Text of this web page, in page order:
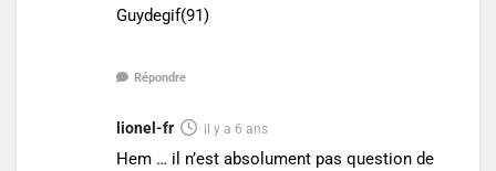
Guydegif(91)
Répondre
lionel-fr il y a 6 ans
Hem … il n’est absolument pas question de